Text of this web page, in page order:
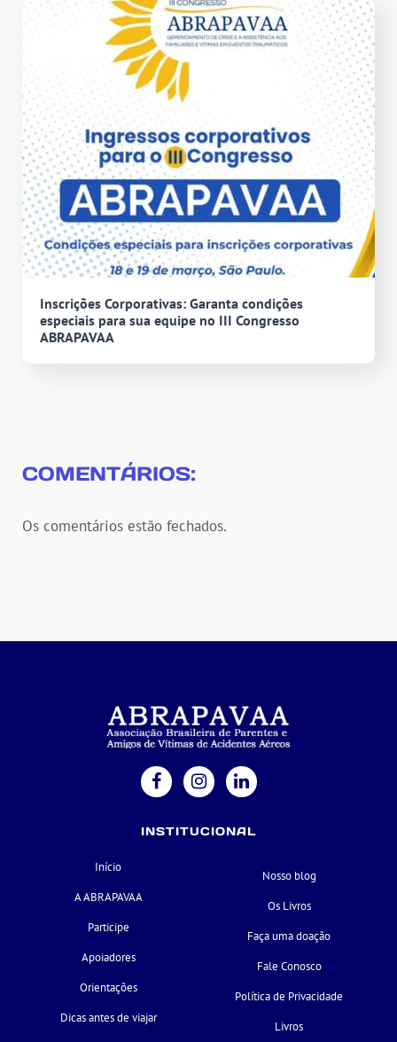
Inscrições Corporativas: Garanta condições
especiais para sua equipe no III Congresso
ABRAPAVAA
COMENTÁRIOS:
Os comentários estão fechados.
INSTITUCIONAL
Início
A ABRAPAVAA
Participe
Apoiadores
Orientações
Dicas antes de viajar
Nosso blog
Os Livros
Faça uma doação
Fale Conosco
Política de Privacidade
Livros